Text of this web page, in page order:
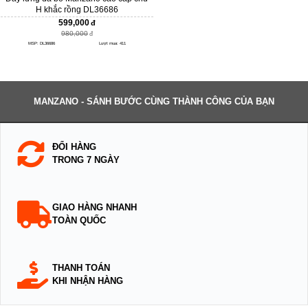
H khắc rồng DL36686
599,000
980,000
MSP: DL36686 Lượt mua: 411
MANZANO - SÁNH BƯỚC CÙNG THÀNH CÔNG CỦA BẠN
ĐỔI HÀNG
TRONG 7 NGÀY
GIAO HÀNG NHANH
TOÀN QUỐC
THANH TOÁN
KHI NHẬN HÀNG